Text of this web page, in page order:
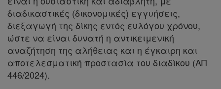
σημειώσεις
μου
Ψάχνω
και
διαδικαστικές (δικονομικές) εγγυήσεις,
διεξαγωγή της δίκης εντός ευλόγου χρόνου,
ώστε να είναι δυνατή η αντικειμενική
αναζήτηση της αλήθειας και η έγκαιρη και
αποτελεσματική προστασία του διαδίκου (ΑΠ
446/2024).